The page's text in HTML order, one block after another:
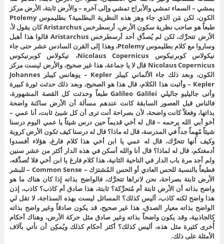
يمشي – السماء تمشي والأبراج تمشي وإلى آخره – والأرض ثابتة، الأرض مركز
الكون، لكن مَن الذي جاء وهز هذه النظرية البطلمية؟ بطليموس Ptolemy
طبعاً هو صاحب نظرية سكون الأرض، أرسطرخس Aristarchus كان يقول لأ،
الأرض تتحرَّك، لكن لم يُصدِّق أحد أرسطرخس Aristarchus قالوا هذا أهبل
وساروا مع كلام بطليموس Ptolemy، وهذا إلى القرن السادس عشر حتى جاء
نيكولاس كوبرنيكوس Nicolaus Copernicus، نيكولاس كوبرنيكوس
Nicolaus Copernicus قال لا يا جماعة، هذا غير صحيح، والأرض ليست مركز
الكون، وبعد ذلك جاء الألماني كيبلر Kepler – يوهانس كيبلر Johannes
Kepler – وأثبت هذا الكلام، قال هذا هو الصحيح، وبعد ذلك حدثت ثورة كبيرة
وأتى جاليليو جاليلي Galileo Galilei طبعاً وحدثت كل القصة المشهورة،
فالناس قبل العصور السابقة كانت عندهم مسألة أن الأرض ساكنة واضحة
بذاتها، وفعلاً كانت واضحة، لأن بصراحة أنت ترى أن كل شيئ ثابت، أنا عمي –
أخو أبي الله يرحمه – قال له أخي قديماً حين درس شيئاً يا عمي اليوم درسنا
شيئاً مُهِماً جداً في المدرسة، قال له ماذا؟ قال له درسنا كيف تكون الأرض كروية
وكيف أنها تتحرَّك، قال له عمي يا ابن أخي هذا كلام فارغ، هؤلاء أفسدوا
أدمغتكم، قال له لماذا؟ قال أنا والله أسكن في هذه الدار أكثر من عشر سنين
ولم أجد مرة باب الدار في الناحية الثانية، هذا كلام فارغ يا ابن أخي فلا تُصدِّقه،
فطبعاً بالنسبة للحس العادي أو الحس المُشترَك – Common Sense – للبشر
الأرض ثابتة بصراحة، نحن لانراها تتحرَّك، فالواضح بذاته إذا كان هناك ما هو
واضح بذاته أن الأرض ثابتة أم مُتحرِّكة؟ ثابتة، هذا صادق أم كاذب؟ كاذب، إذن
هذا واضح لكنه كاذب، أليس كذلك؟ المسائل ليست بهذه السذاجة، لا تقل لي
الواضح بذاته معيار الصدق، هذا غير صحيح، قد يكون صادقاً وغير واضح بذاته
كالجاذبية، وقد يكون واضحاً بذاته وغير صادق مثل حركة الأرض، وهناك أحكام
أُخرى كثيرة مثل هذه، أليس كذلك؟ أكثر أحكام كذلك ويُمكِن أن نأتي بآلاف
الأمثلة على ذلك.